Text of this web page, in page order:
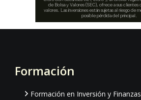
Footer
Formación
Formación en Inversión y Finanzas